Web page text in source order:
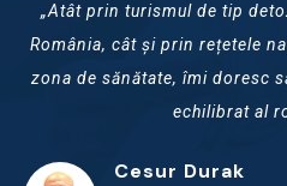
„Atât prin turismul de tip
România, cât și prin rețetele
zona de sănătate, îmi doresc
echilibrat al
Cesur Durak